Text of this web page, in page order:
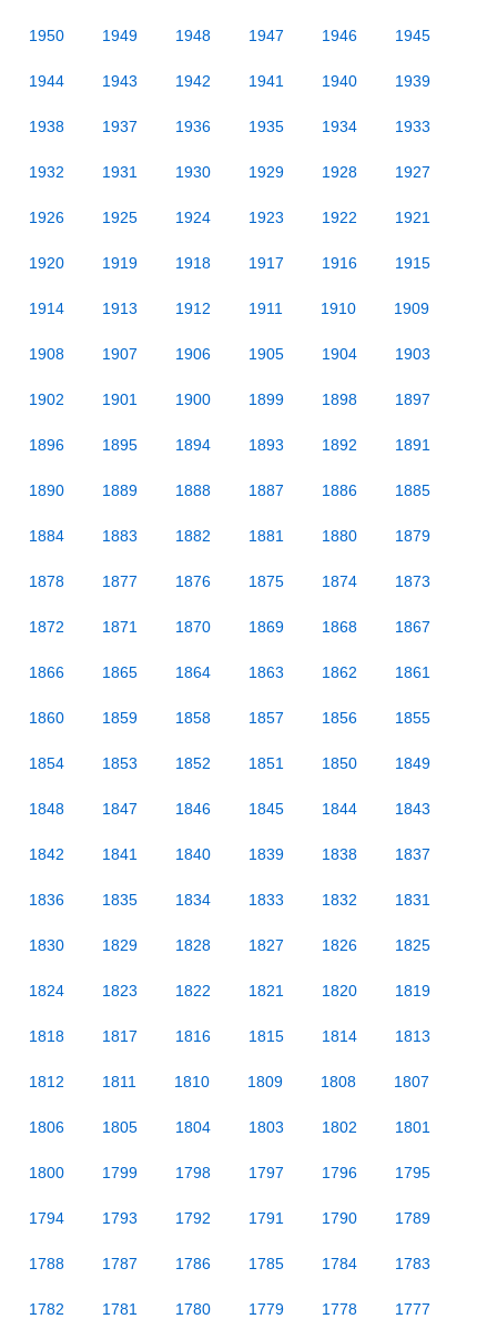
1950 1949 1948 1947 1946 1945
1944 1943 1942 1941 1940 1939
1938 1937 1936 1935 1934 1933
1932 1931 1930 1929 1928 1927
1926 1925 1924 1923 1922 1921
1920 1919 1918 1917 1916 1915
1914 1913 1912 1911 1910 1909
1908 1907 1906 1905 1904 1903
1902 1901 1900 1899 1898 1897
1896 1895 1894 1893 1892 1891
1890 1889 1888 1887 1886 1885
1884 1883 1882 1881 1880 1879
1878 1877 1876 1875 1874 1873
1872 1871 1870 1869 1868 1867
1866 1865 1864 1863 1862 1861
1860 1859 1858 1857 1856 1855
1854 1853 1852 1851 1850 1849
1848 1847 1846 1845 1844 1843
1842 1841 1840 1839 1838 1837
1836 1835 1834 1833 1832 1831
1830 1829 1828 1827 1826 1825
1824 1823 1822 1821 1820 1819
1818 1817 1816 1815 1814 1813
1812 1811 1810 1809 1808 1807
1806 1805 1804 1803 1802 1801
1800 1799 1798 1797 1796 1795
1794 1793 1792 1791 1790 1789
1788 1787 1786 1785 1784 1783
1782 1781 1780 1779 1778 1777